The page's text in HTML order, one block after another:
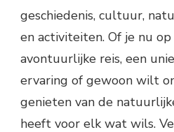
geschiedenis, cultuur,
en activiteiten. Of je nu
avontuurlijke reis, een
ervaring of gewoon wilt
genieten van de
heeft voor elk wat wils.